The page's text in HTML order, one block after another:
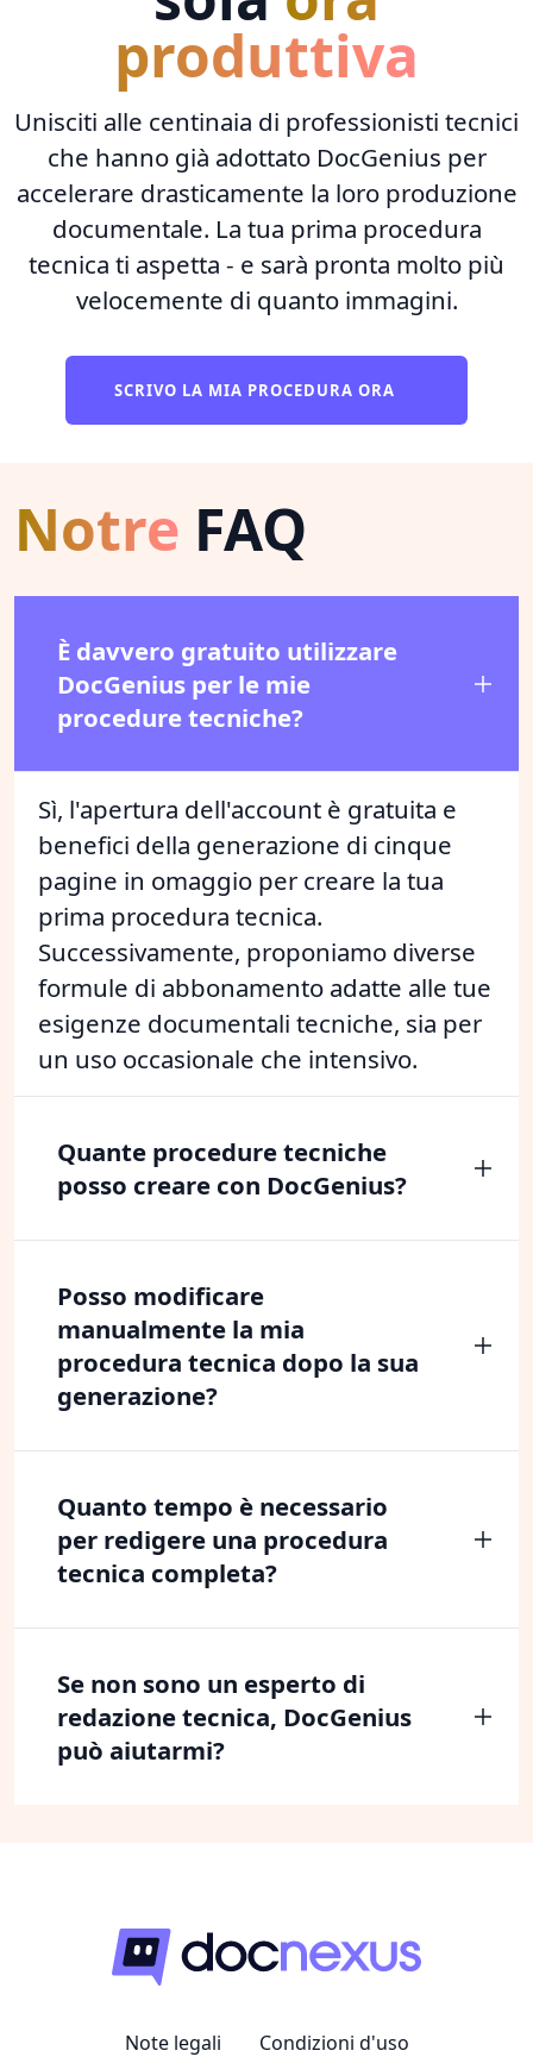
produttiva
Unisciti alle centinaia di professionisti tecnici
che hanno già adottato DocGenius per
accelerare drasticamente la loro produzione
documentale. La tua prima procedura
tecnica ti aspetta - e sarà pronta molto più
velocemente di quanto immagini.
SCRIVO LA MIA PROCEDURA ORA
Notre FAQ
È davvero gratuito utilizzare
DocGenius per le mie
procedure tecniche?
Sì, l'apertura dell'account è gratuita e
benefici della generazione di cinque
pagine in omaggio per creare la tua
prima procedura tecnica.
Successivamente, proponiamo diverse
formule di abbonamento adatte alle tue
esigenze documentali tecniche, sia per
un uso occasionale che intensivo.
Quante procedure tecniche
posso creare con DocGenius?
Posso modificare
manualmente la mia
procedura tecnica dopo la sua
generazione?
Quanto tempo è necessario
per redigere una procedura
tecnica completa?
Se non sono un esperto di
redazione tecnica, DocGenius
può aiutarmi?
Note legali Condizioni d'uso